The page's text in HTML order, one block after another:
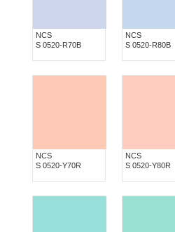
NCS
S 0520-R70B
NCS
S 0520-R80B
NCS
S 0520-Y70R
NCS
S 0520-Y80R